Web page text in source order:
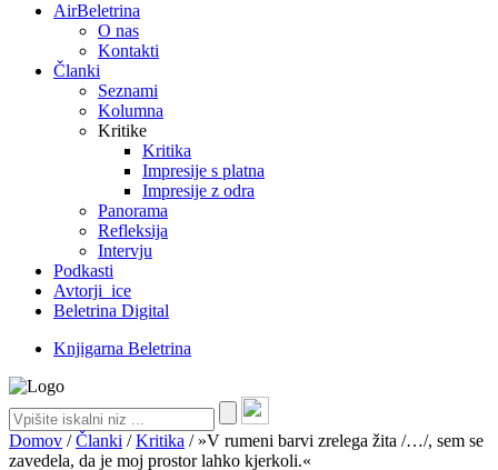
AirBeletrina
O nas
Kontakti
Članki
Seznami
Kolumna
Kritike
Kritika
Impresije s platna
Impresije z odra
Panorama
Refleksija
Intervju
Podkasti
Avtorji_ice
Beletrina Digital
Knjigarna Beletrina
Domov /Članki /Kritika / »V rumeni barvi zrelega žita /…/, sem se
zavedela, da je moj prostor lahko kjerkoli.«